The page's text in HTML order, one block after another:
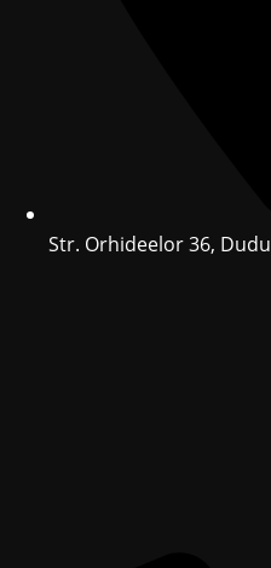
Str. Orhideelor 36, Dudu